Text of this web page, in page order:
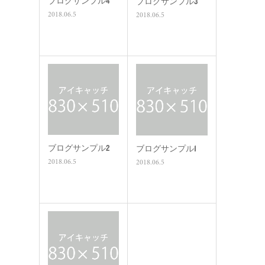
2018.06.5 2018.06.5
ブログサンプル2
2018.06.5
ブログサンプル1
2018.06.5